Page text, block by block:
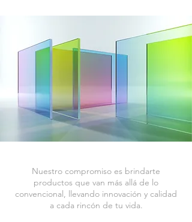
Nuestro compromiso es brindarte
productos que van más allá de lo
convencional, llevando innovación y calidad
a cada rincón de tu vida.